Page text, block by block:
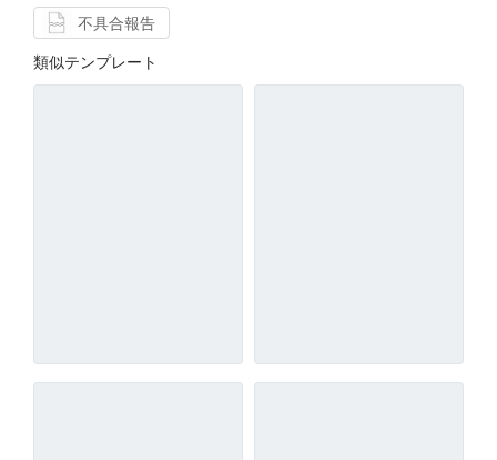
不具合報告
類似テンプレート